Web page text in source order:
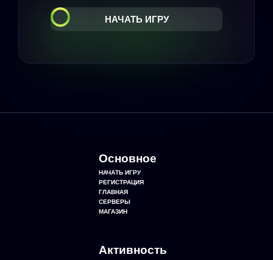
НАЧАТЬ ИГРУ
Основное
НАЧАТЬ ИГРУ
РЕГИСТРАЦИЯ
ГЛАВНАЯ
СЕРВЕРЫ
МАГАЗИН
Активность